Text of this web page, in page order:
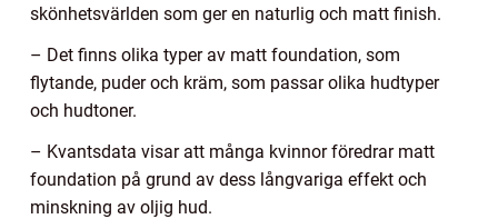
skönhetsvärlden som ger en naturlig och matt finish.
– Det finns olika typer av matt foundation, som
flytande, puder och kräm, som passar olika hudtyper
och hudtoner.
– Kvantsdata visar att många kvinnor föredrar matt
foundation på grund av dess långvariga effekt och
minskning av oljig hud.